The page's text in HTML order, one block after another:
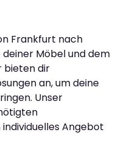
Frankfurt nach
Möbel und dem
bieten dir
an, um deine
Unser
Angebot